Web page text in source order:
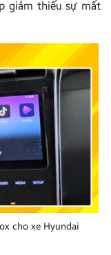
giảm thiểu sự mất
cho xe Hyundai